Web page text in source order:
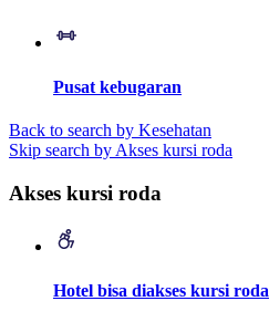
Pusat kebugaran
Back to search by Kesehatan
Skip search by Akses kursi roda
Akses kursi roda
Hotel bisa diakses kursi roda